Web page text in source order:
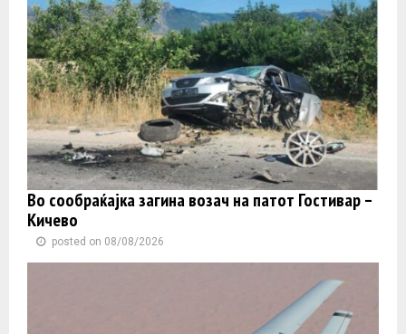
Во сообраќајка загина возач на патот Гостивар –
Кичево
posted on 08/08/2026